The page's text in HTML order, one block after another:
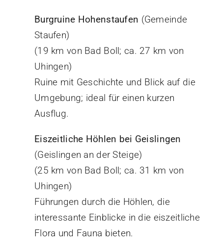
Burgruine Hohenstaufen (Gemeinde
Staufen)
(19 km von Bad Boll; ca. 27 km von
Uhingen)
Ruine mit Geschichte und Blick auf die
Umgebung; ideal für einen kurzen
Ausflug.
Eiszeitliche Höhlen bei Geislingen
(Geislingen an der Steige)
(25 km von Bad Boll; ca. 31 km von
Uhingen)
Führungen durch die Höhlen, die
interessante Einblicke in die eiszeitliche
Flora und Fauna bieten.